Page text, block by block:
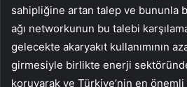
sahipliğine artan talep ve bununla
ağı networkunun bu talebi
gelecekte akaryakıt kullanımının
girmesiyle birlikte enerji
koruyarak ve Türkiye’nin en